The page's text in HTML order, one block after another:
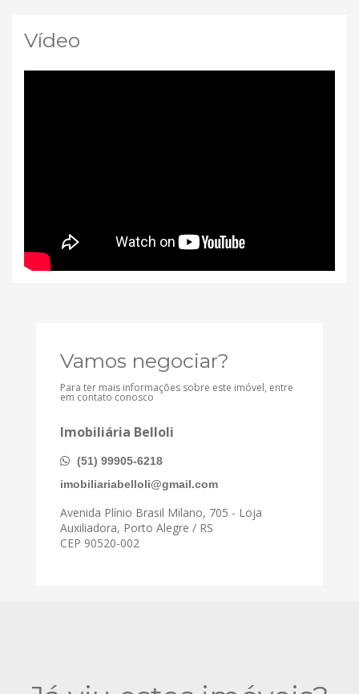
Vídeo
Vamos negociar?
Para ter mais informações sobre este imóvel, entre
em contato conosco
Imobiliária Belloli
(51) 99905-6218
imobiliariabelloli@gmail.com
Avenida Plínio Brasil Milano, 705 - Loja
Auxiliadora, Porto Alegre / RS
CEP 90520-002